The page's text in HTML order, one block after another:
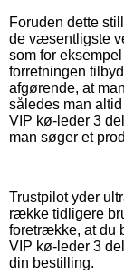
Foruden dette
de væsentligste
som for
forretningen
afgørende, at
således man
VIP kø-leder 3
man søger et
Trustpilot yder
række tidligere
foretrække, at du
VIP kø-leder 3
din bestilling.